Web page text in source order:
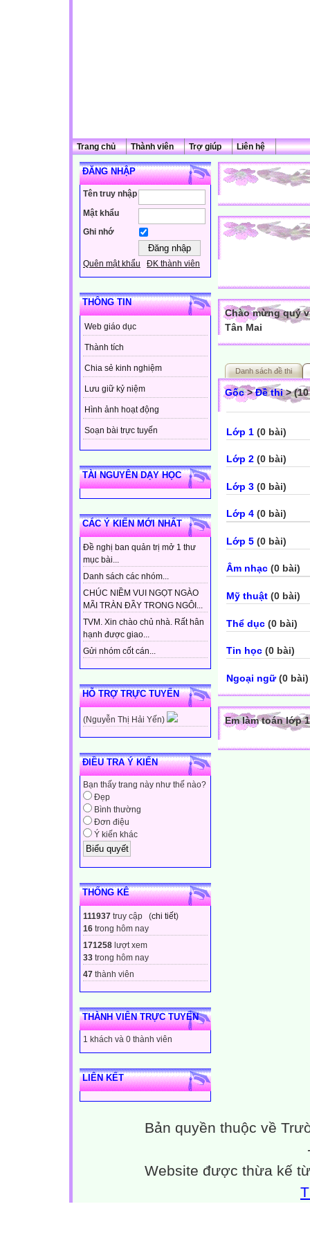
Trang chủ Thành viên Trợ giúp Liên hệ
ĐĂNG NHẬP
Tên truy nhập
Mật khẩu
Ghi nhớ
Quên mật khẩu ĐK thành viên
THÔNG TIN
Web giáo dục
Thành tích
Chia sẻ kinh nghiệm
Lưu giữ kỷ niệm
Hình ảnh hoạt động
Soạn bài trực tuyến
TÀI NGUYÊN DẠY HỌC
CÁC Ý KIẾN MỚI NHẤT
Đề nghị ban quản trị mở 1 thư
mục bài...
Danh sách các nhóm...
CHÚC NIỀM VUI NGỌT NGÀO
MÃI TRÀN ĐẦY TRONG NGÔI...
TVM. Xin chào chủ nhà. Rất hân
hạnh được giao...
Gửi nhóm cốt cán...
HỖ TRỢ TRỰC TUYẾN
(Nguyễn Thị Hải Yến)
ĐIỀU TRA Ý KIẾN
Bạn thấy trang này như thế nào?
Đẹp
Bình thường
Đơn điệu
Ý kiến khác
THỐNG KÊ
111937 truy cập (chi tiết)
16 trong hôm nay
171258 lượt xem
33 trong hôm nay
47 thành viên
THÀNH VIÊN TRỰC TUYẾN
1 khách và 0 thành viên
LIÊN KẾT
Chào mừng quý
Tân Mai
Danh sách đề thi
Gốc>Đề thi>
Lớp 1 (0 bài)
Lớp 2 (0 bài)
Lớp 3 (0 bài)
Lớp 4 (0 bài)
Lớp 5 (0 bài)
Âm nhạc (0 bài)
Mỹ thuật (0 bài)
Thể dục (0 bài)
Tin học (0 bài)
Ngoại ngữ(0 bài)
Em làm toán lớp 1
Bản quyền thuộc về
Website được thừa kế